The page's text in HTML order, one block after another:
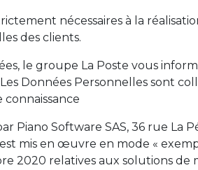
nécessaires à la
des clients.
le groupe La Poste vous
Données Personnelles sont
Software SAS, 36 rue La
mis en œuvre en mode «
2020 relatives aux solutions de